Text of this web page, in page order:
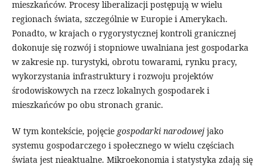
mieszkańców. Procesy liberalizacji postępują w wielu
regionach świata, szczególnie w Europie i Amerykach.
Ponadto, w krajach o rygorystycznej kontroli granicznej
dokonuje się rozwój i stopniowe uwalniana jest gospodarka
w zakresie np. turystyki, obrotu towarami, rynku pracy,
wykorzystania infrastruktury i rozwoju projektów
środowiskowych na rzecz lokalnych gospodarek i
mieszkańców po obu stronach granic.
W tym kontekście, pojęcie gospodarki narodowejjako
systemu gospodarczego i społecznego w wielu częściach
świata jest nieaktualne. Mikroekonomia i statystyka zdają się